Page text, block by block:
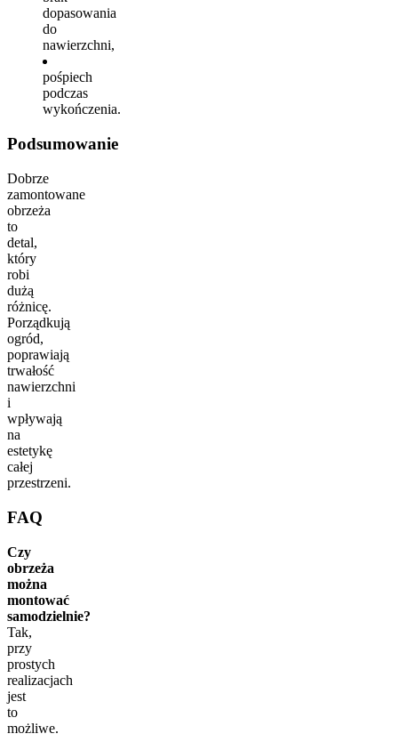
dopasowania
do
nawierzchni,
pośpiech
podczas
wykończenia.
Podsumowanie
Dobrze
zamontowane
obrzeża
to
detal,
który
robi
dużą
różnicę.
Porządkują
ogród,
poprawiają
trwałość
nawierzchni
i
wpływają
na
estetykę
całej
przestrzeni.
FAQ
Czy
obrzeża
można
montować
samodzielnie?
Tak,
przy
prostych
realizacjach
jest
to
możliwe.